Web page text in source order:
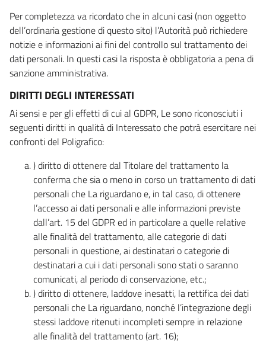
Per completezza va ricordato che in alcuni casi (non oggetto
dell’ordinaria gestione di questo sito) l’Autorità può richiedere
notizie e informazioni ai fini del controllo sul trattamento dei
dati personali. In questi casi la risposta è obbligatoria a pena di
sanzione amministrativa.
DIRITTI DEGLI INTERESSATI
Ai sensi e per gli effetti di cui al GDPR, Le sono riconosciuti i
seguenti diritti in qualità di Interessato che potrà esercitare nei
confronti del Poligrafico:
) diritto di ottenere dal Titolare del trattamento la
conferma che sia o meno in corso un trattamento di dati
personali che La riguardano e, in tal caso, di ottenere
l’accesso ai dati personali e alle informazioni previste
dall’art. 15 del GDPR ed in particolare a quelle relative
alle finalità del trattamento, alle categorie di dati
personali in questione, ai destinatari o categorie di
destinatari a cui i dati personali sono stati o saranno
comunicati, al periodo di conservazione, etc.;
) diritto di ottenere, laddove inesatti, la rettifica dei dati
personali che La riguardano, nonché l’integrazione degli
stessi laddove ritenuti incompleti sempre in relazione
alle finalità del trattamento (art. 16);